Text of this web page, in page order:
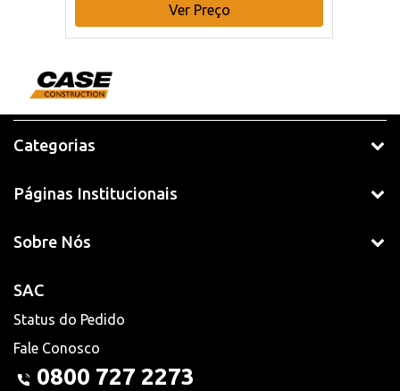
Ver Preço
Categorias
Páginas Institucionais
Sobre Nós
SAC
Status do Pedido
Fale Conosco
0800 727 2273